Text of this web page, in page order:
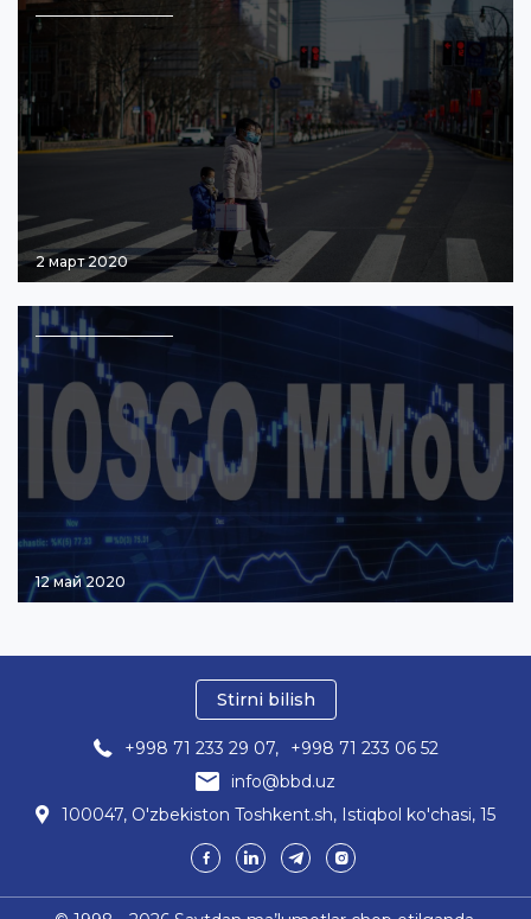
2 март 2020
12 май 2020
Stirni bilish
+998 71 233 29 07,
+998 71 233 06 52
info@bbd.uz
100047, O'zbekiston Toshkent.sh, Istiqbol ko'chasi, 15